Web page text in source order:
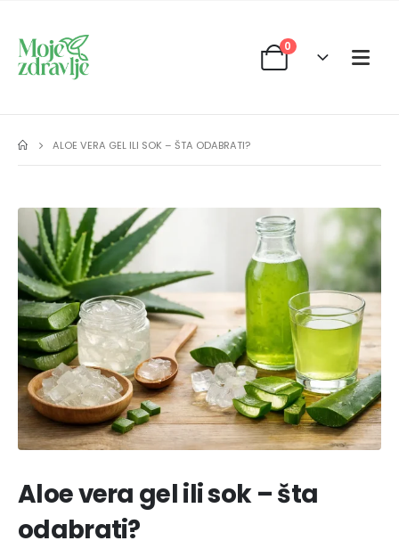
0
ALOE VERA GEL ILI SOK – ŠTA ODABRATI?
Aloe vera gel ili sok – šta
odabrati?